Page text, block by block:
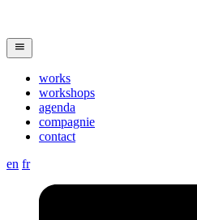
works
workshops
agenda
compagnie
contact
en fr